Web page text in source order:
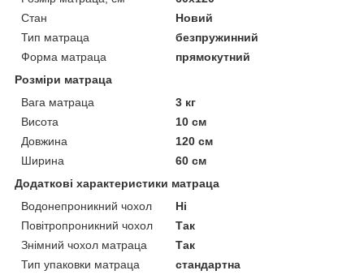
Стан
Новий
Тип матраца
безпружинний
Форма матраца
прямокутний
Розміри матраца
Вага матраца
3 кг
Висота
10 см
Довжина
120 см
Ширина
60 см
Додаткові характеристики матраца
Водонепроникний чохол
Ні
Повітропроникний чохол
Так
Знімний чохол матраца
Так
Тип упаковки матраца
стандартна